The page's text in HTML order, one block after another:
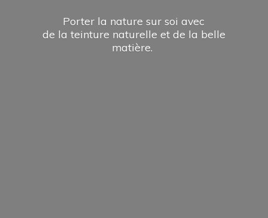
Porter la nature sur soi avec
de la teinture naturelle et de la belle
matière.